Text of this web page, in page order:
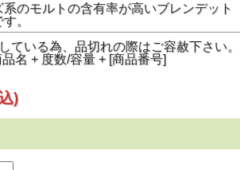
のモルトの含有率が高いブレンデット
。
ている為、品切れの際はご容赦下さい。
名 + 度数/容量 + [商品番号]
)